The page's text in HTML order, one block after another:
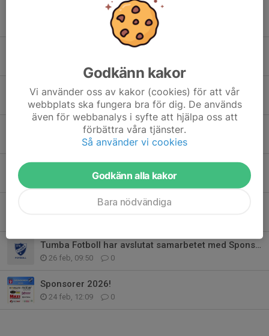
0
Ett avslutande brev från vår vän Lars
Tjäna pengar till lagkassan!
9 apr, 20:56 0
Årsmöte genomfört!
2 apr, 08:17 0
15 mar, 21:04 0
Sammanfattning från ledarträffen.
Tumba Fotboll har avslutat samarbetet med Sponsorhuset
26 feb, 09:50 0
Sponsorer 2026!
24 feb, 12:09 0
Godkänn kakor
Vi använder oss av kakor (cookies) för att vår
webbplats ska fungera bra för dig. De används
även för webbanalys i syfte att hjälpa oss att
förbättra våra tjänster.
Så använder vi cookies
Godkänn alla kakor
Bara nödvändiga